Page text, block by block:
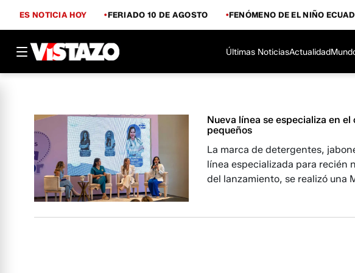
ES NOTICIA HOY FERIADO 10 DE AGOSTO FENÓMENO DE EL NIÑO
Últimas NoticiasActualidad
Nueva línea se especializa en
pequeños
La marca de detergentes,
línea especializada para recién
del lanzamiento, se realizó una